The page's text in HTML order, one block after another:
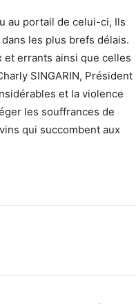
au portail de celui-ci, Ils
les plus brefs délais.
et errants ainsi que celles
SINGARIN, Président
et la violence
les souffrances de
qui succombent aux